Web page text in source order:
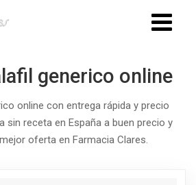
generico online
online con entrega rápida y precio
sin receta en España a buen precio y
oferta en Farmacia Clares.